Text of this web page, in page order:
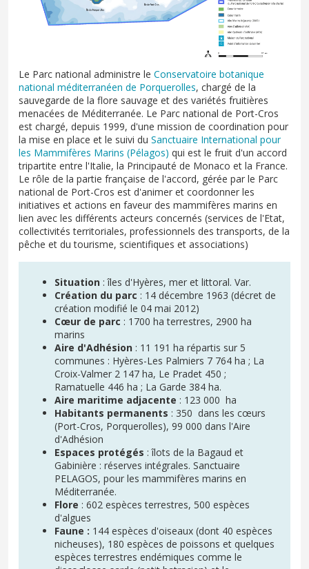
Le Parc national administre le Conservatoire botanique
national méditerranéen de Porquerolles, chargé de la
sauvegarde de la flore sauvage et des variétés fruitières
menacées de Méditerranée. Le Parc national de Port-Cros
est chargé, depuis 1999, d'une mission de coordination pour
la mise en place et le suivi du Sanctuaire International pour
les Mammifères Marins (Pélagos) qui est le fruit d'un accord
tripartite entre l'Italie, la Principauté de Monaco et la France.
Le rôle de la partie française de l'accord, gérée par le Parc
national de Port-Cros est d'animer et coordonner les
initiatives et actions en faveur des mammifères marins en
lien avec les différents acteurs concernés (services de l'Etat,
collectivités territoriales, professionnels des transports, de la
pêche et du tourisme, scientifiques et associations)
Situation : îles d'Hyères, mer et littoral. Var.
Création du parc : 14 décembre 1963 (décret de
création modifié le 04 mai 2012)
Cœur de parc : 1700 ha terrestres, 2900 ha
marins
Aire d'Adhésion : 11 191 ha répartis sur 5
communes : Hyères-Les Palmiers 7 764 ha ; La
Croix-Valmer 2 147 ha, Le Pradet 450 ;
Ramatuelle 446 ha ; La Garde 384 ha.
Aire maritime adjacente : 123 000 ha
Habitants permanents : 350 dans les cœurs
(Port-Cros, Porquerolles), 99 000 dans l'Aire
d'Adhésion
Espaces protégés : îlots de la Bagaud et
Gabinière : réserves intégrales. Sanctuaire
PELAGOS, pour les mammifères marins en
Méditerranée.
Flore : 602 espèces terrestres, 500 espèces
d'algues
Faune : 144 espèces d'oiseaux (dont 40 espèces
nicheuses), 180 espèces de poissons et quelques
espèces terrestres endémiques comme le